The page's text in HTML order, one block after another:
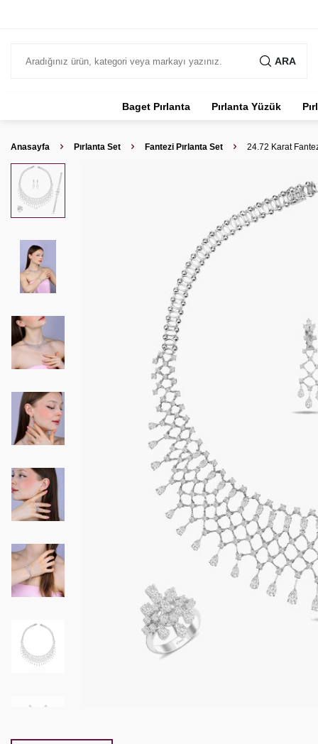
ARA
Baget Pırlanta Pırlanta Yüzük
Anasayfa Pırlanta Set Fantezi Pırlanta Set 24.72 Karat